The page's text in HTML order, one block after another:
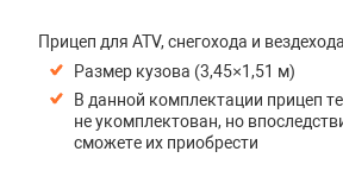
Прицеп для ATV, снегохода и вездехода
Размер кузова (3,45×1,51 м)
В данной комплектации прицеп
не укомплектован, но
сможете их приобрести